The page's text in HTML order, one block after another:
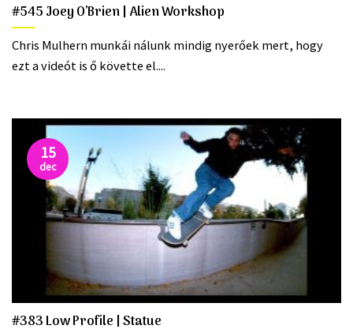
#545 Joey O’Brien | Alien Workshop
Chris Mulhern munkái nálunk mindig nyerőek mert, hogy
ezt a videót is ő követte el....
#383 Low Profile | Statue
15
dec